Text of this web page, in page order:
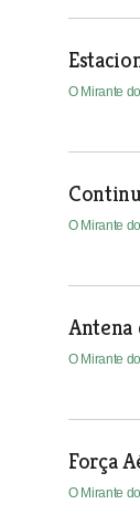
O Mirante
O Mirante
Antena
O Mirante
Força
O Mirante